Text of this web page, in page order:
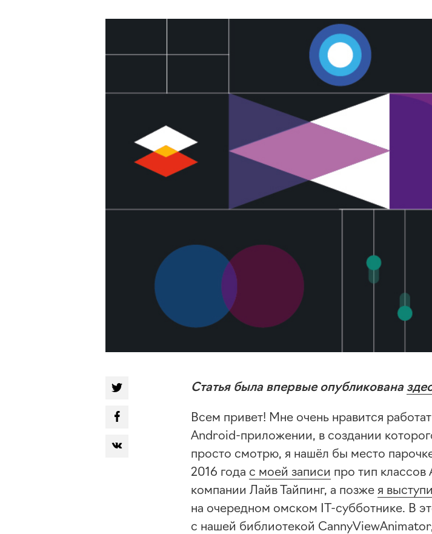
Статья была впервые опубликована
Всем привет! Мне очень нравится
Android-приложении, в создании
просто смотрю, я нашёл бы место
2016 года с моей записи про тип
компании Лайв Тайпинг, а позже я
на очередном омском IT-субботнике. В
с нашей библиотекой